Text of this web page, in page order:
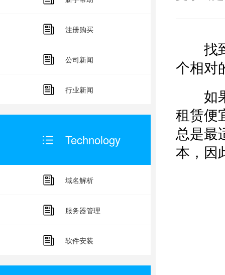
注册购买
公司新闻
行业新闻
Technology
域名解析
服务器管理
软件安装
找
个相对
如果
租赁便
总是最
本，因